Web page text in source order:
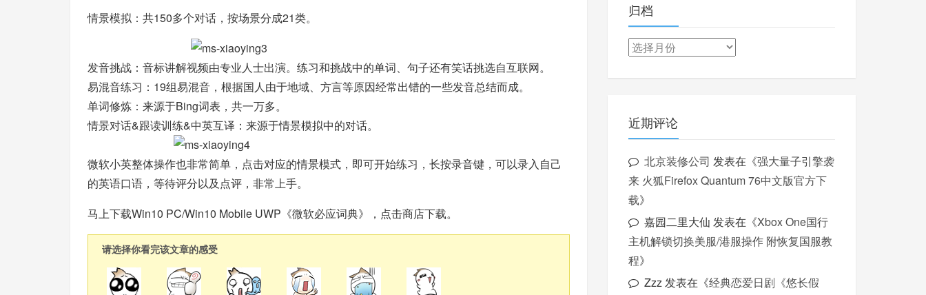
情景模拟：共150多个对话，按场景分成21类。
发音挑战：音标讲解视频由专业人士出演。练习和挑战中的单词、句子还有笑话挑选自互联网。
易混音练习：19组易混音，根据国人由于地域、方言等原因经常出错的一些发音总结而成。
单词修炼：来源于Bing词表，共一万多。
情景对话&跟读训练&中英互译：来源于情景模拟中的对话。
微软小英整体操作也非常简单，点击对应的情景模式，即可开始练习，长按录音键，可以录入自己
的英语口语，等待评分以及点评，非常上手。
马上下载Win10 PC/Win10 Mobile UWP《微软必应词典》，点击商店下载。
请选择你看完该文章的感受
归档
归
近期评论
北京装修公司 发表在《强大量子引擎袭
来 火狐Firefox Quantum 76中文版官方下
载》
嘉园二里大仙 发表在《Xbox One国行
主机解锁切换美服/港服操作 附恢复国服教
程》
Zzz发表在《经典恋爱日剧《悠长假